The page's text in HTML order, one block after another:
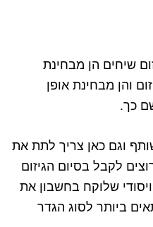
שיחים הן מבחינת
והן מבחינת אופן
כך.
וגם כאן צריך לתת את
לקבל בסיום הגיזום
שלוקח בחשבון את
ביותר לסוג הגדר